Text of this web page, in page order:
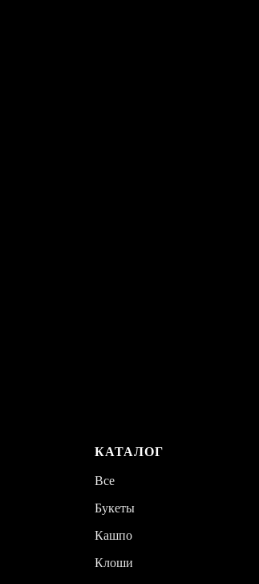
КАТАЛОГ
Все
Букеты
Кашпо
Клоши